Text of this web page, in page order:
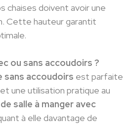
chaises doivent avoir une
Cette hauteur garantit
ou sans accoudoirs ?
sans accoudoirs est parfaite
une utilisation pratique au
salle à manger avec
à elle davantage de